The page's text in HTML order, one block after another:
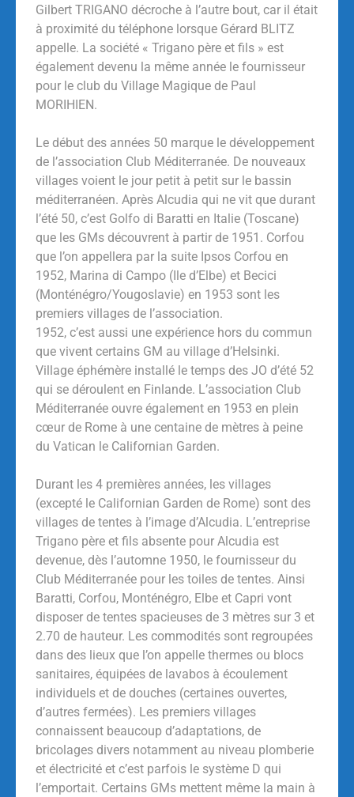
Gilbert TRIGANO décroche à l’autre bout, car il était
à proximité du téléphone lorsque Gérard BLITZ
appelle. La société « Trigano père et fils » est
également devenu la même année le fournisseur
pour le club du Village Magique de Paul
MORIHIEN.
Le début des années 50 marque le développement
de l’association Club Méditerranée. De nouveaux
villages voient le jour petit à petit sur le bassin
méditerranéen. Après Alcudia qui ne vit que durant
l’été 50, c’est Golfo di Baratti en Italie (Toscane)
que les GMs découvrent à partir de 1951. Corfou
que l’on appellera par la suite Ipsos Corfou en
1952, Marina di Campo (Ile d’Elbe) et Becici
(Monténégro/Yougoslavie) en 1953 sont les
premiers villages de l’association.
1952, c’est aussi une expérience hors du commun
que vivent certains GM au village d’Helsinki.
Village éphémère installé le temps des JO d’été 52
qui se déroulent en Finlande. L’association Club
Méditerranée ouvre également en 1953 en plein
cœur de Rome à une centaine de mètres à peine
du Vatican le Californian Garden.
Durant les 4 premières années, les villages
(excepté le Californian Garden de Rome) sont des
villages de tentes à l’image d’Alcudia. L’entreprise
Trigano père et fils absente pour Alcudia est
devenue, dès l’automne 1950, le fournisseur du
Club Méditerranée pour les toiles de tentes. Ainsi
Baratti, Corfou, Monténégro, Elbe et Capri vont
disposer de tentes spacieuses de 3 mètres sur 3 et
2.70 de hauteur. Les commodités sont regroupées
dans des lieux que l’on appelle thermes ou blocs
sanitaires, équipées de lavabos à écoulement
individuels et de douches (certaines ouvertes,
d’autres fermées). Les premiers villages
connaissent beaucoup d’adaptations, de
bricolages divers notamment au niveau plomberie
et électricité et c’est parfois le système D qui
l’emportait. Certains GMs mettent même la main à